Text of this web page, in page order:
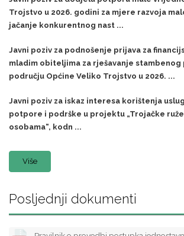
Trojstvo u 2026. godini za mjere razvoja
jačanje konkurentnog nast ...
Javni poziv za podnošenje prijava za
mladim obiteljima za rješavanje stambenog
području Općine Veliko Trojstvo u 2026. ...
Javni poziv za iskaz interesa korištenja
potpore i podrške u projektu „Trojačke
osobama“, kodn ...
Više
Posljednji dokumenti